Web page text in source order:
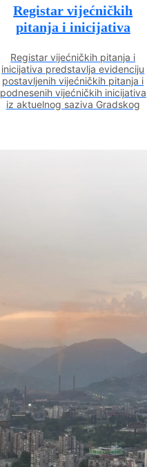
Registar vijećničkih
pitanja i inicijativa
Registar vijećničkih pitanja i
inicijativa predstavlja evidenciju
postavljenih vijećničkih pitanja i
podnesenih vijećničkih inicijativa
iz aktuelnog saziva Gradskog